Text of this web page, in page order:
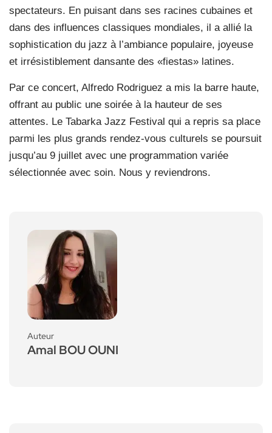
spectateurs. En puisant dans ses racines cubaines et
dans des influences classiques mondiales, il a allié la
sophistication du jazz à l’ambiance populaire, joyeuse
et irrésistiblement dansante des «fiestas» latines.
Par ce concert, Alfredo Rodriguez a mis la barre haute,
offrant au public une soirée à la hauteur de ses
attentes. Le Tabarka Jazz Festival qui a repris sa place
parmi les plus grands rendez-vous culturels se poursuit
jusqu’au 9 juillet avec une programmation variée
sélectionnée avec soin. Nous y reviendrons.
Auteur
Amal BOU OUNI